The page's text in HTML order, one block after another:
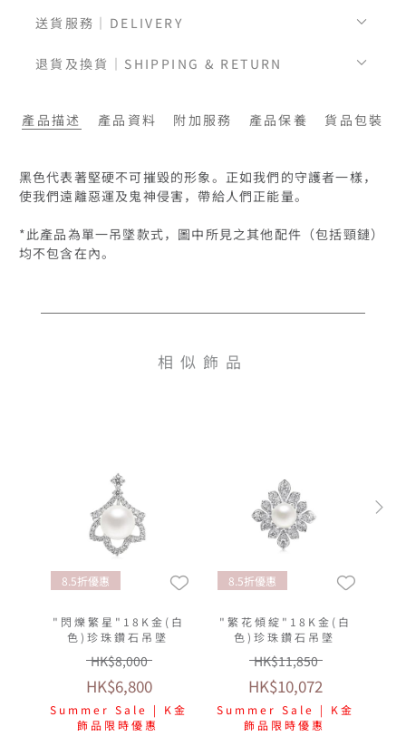
送貨服務｜DELIVERY
退貨及換貨｜SHIPPING & RETURN
產品描述 產品資料 附加服務 產品保養 貨品包裝
黑色代表著堅硬不可摧毀的形象。正如我們的守護者一樣，
使我們遠離惡運及鬼神侵害，帶給人們正能量。
*此產品為單一吊墜款式，圖中所見之其他配件（包括頸鏈）
相似飾品
8.5折優惠
"閃爍繁星"18K金(白
色)珍珠鑽石吊墜
HK$8,000
HK$6,800
Summer Sale | K金
飾品限時優惠
8.5折優惠
"繁花傾綻"18K金(白
色)珍珠鑽石吊墜
HK$11,850
HK$10,072
Summer Sale | K金
飾品限時優惠